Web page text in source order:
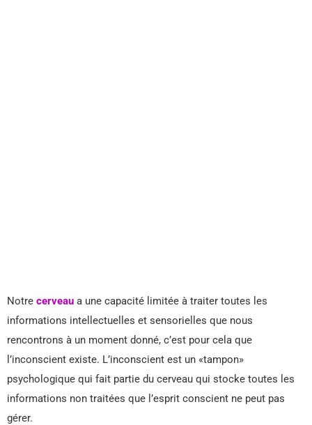
Notre cerveau a une capacité limitée à traiter toutes les
informations intellectuelles et sensorielles que nous
rencontrons à un moment donné, c’est pour cela que
l’inconscient existe. L’inconscient est un «tampon»
psychologique qui fait partie du cerveau qui stocke toutes les
informations non traitées que l’esprit conscient ne peut pas
gérer.